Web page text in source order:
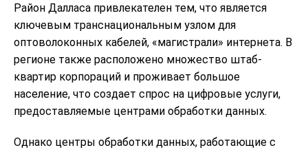
Район Далласа привлекателен тем, что является
ключевым транснациональным узлом для
оптоволоконных кабелей, «магистрали» интернета. В
регионе также расположено множество штаб-
квартир корпораций и проживает большое
население, что создает спрос на цифровые услуги,
предоставляемые центрами обработки данных.
Однако центры обработки данных, работающие с